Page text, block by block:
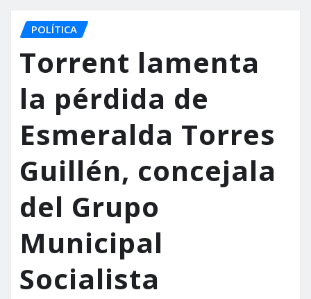
POLÍTICA
Torrent lamenta
la pérdida de
Esmeralda Torres
Guillén, concejala
del Grupo
Municipal
Socialista